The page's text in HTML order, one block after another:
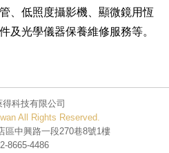
、低照度攝影機、顯微鏡用恆
及光學儀器保養維修服務等。
得科技有限公司
All Rights Reserved.
中興路一段270巷8號1樓
8665-4486